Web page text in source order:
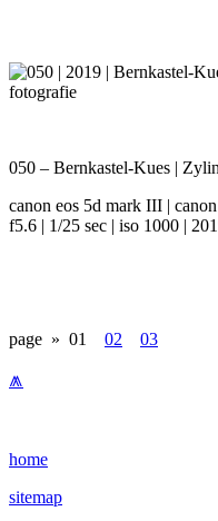
050 – Bernkastel-Kues |
canon eos 5d mark III |
f5.6 | 1/25 sec | iso 1000 |
page » 01 02 03
⩕
home
sitemap